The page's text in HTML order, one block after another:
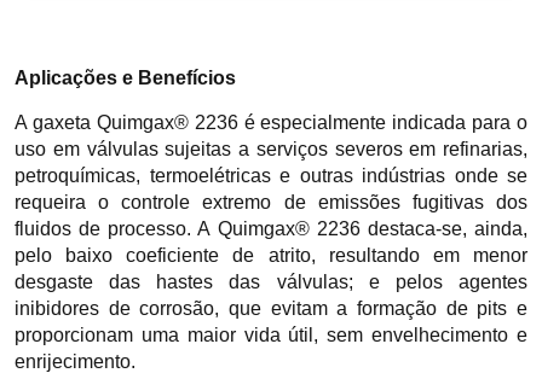
Aplicações e Benefícios
A gaxeta Quimgax® 2236 é especialmente indicada para o
uso em válvulas sujeitas a serviços severos em refinarias,
petroquímicas, termoelétricas e outras indústrias onde se
requeira o controle extremo de emissões fugitivas dos
fluidos de processo. A Quimgax® 2236 destaca-se, ainda,
pelo baixo coeficiente de atrito, resultando em menor
desgaste das hastes das válvulas; e pelos agentes
inibidores de corrosão, que evitam a formação de pits e
proporcionam uma maior vida útil, sem envelhecimento e
enrijecimento.